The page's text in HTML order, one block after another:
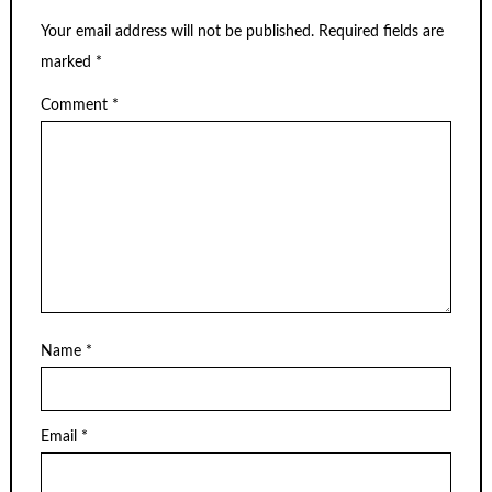
Your email address will not be published. Required fields are
marked *
Comment *
Name *
Email *